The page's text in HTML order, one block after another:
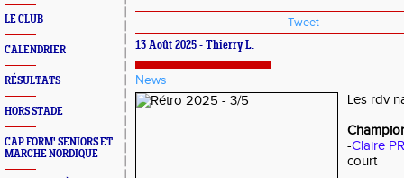
LE CLUB
CALENDRIER
RÉSULTATS
HORS STADE
CAP FORM' SENIORS ET
MARCHE NORDIQUE
Tweet
13 Août 2025 - Thierry L.
News
Les rdv
-Claire
court